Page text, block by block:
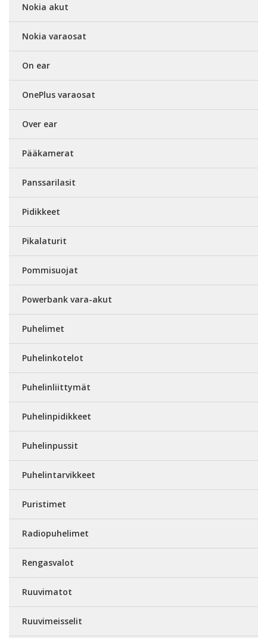
Nokia akut
Nokia varaosat
On ear
OnePlus varaosat
Over ear
Pääkamerat
Panssarilasit
Pidikkeet
Pikalaturit
Pommisuojat
Powerbank vara-akut
Puhelimet
Puhelinkotelot
Puhelinliittymät
Puhelinpidikkeet
Puhelinpussit
Puhelintarvikkeet
Puristimet
Radiopuhelimet
Rengasvalot
Ruuvimatot
Ruuvimeisselit